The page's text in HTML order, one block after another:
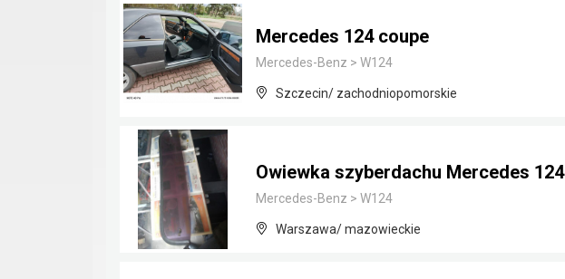
Mercedes 124 coupe
Mercedes-Benz > W124
Szczecin/ zachodniopomorskie
Owiewka szyberdachu Mercedes 124
Mercedes-Benz > W124
Warszawa/ mazowieckie